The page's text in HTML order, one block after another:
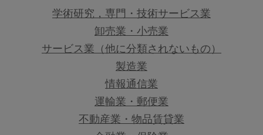
学術研究，専門・技術サービス業
卸売業・小売業
サービス業（他に分類されないもの）
製造業
情報通信業
運輸業・郵便業
不動産業・物品賃貸業